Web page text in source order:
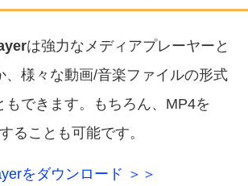
は強力なメディアプレーヤーと
、様々な動画/音楽ファイルの形式
もできます。もちろん、MP4を
ることも可能です。
をダウンロード ＞＞